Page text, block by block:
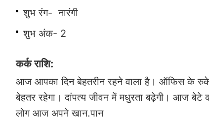
शुभ रंग- नारंगी
शुभ अंक- 2
कर्क राशि:
आज आपका दिन बेहतरीन रहने वाला है। ऑफिस के रुके
बेहतर रहेगा। दांपत्य जीवन में मधुरता बढ़ेगी। आज
लोग आज अपने खान.पान